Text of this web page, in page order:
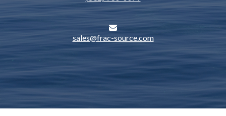
sales@frac-source.com